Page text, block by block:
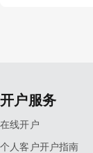
开户服务
在线开户
个人客户开户指南